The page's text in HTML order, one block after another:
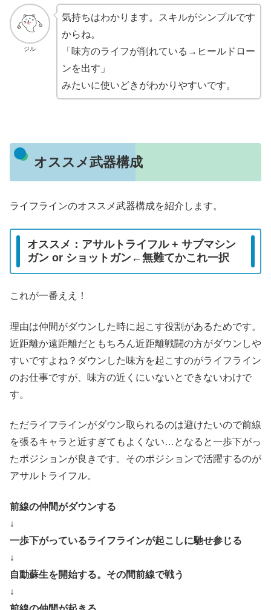
ジル
気持ちはわかります。スキルがシンプルです
からね。
「味方のライフが削れている→ヒールドロー
ンを出す」
みたいに使いどきがわかりやすいです。
オススメ武器構成
ライフラインのオススメ武器構成を紹介します。
オススメ：アサルトライフル + サブマシン
ガン or ショットガン←無難てかこれ一択
これが一番ええ！
理由は仲間がダウンした時に起こす役割があるためです。
近距離か遠距離だともちろん近距離戦闘の方がダウンしや
すいですよね？ダウンした味方を起こすのがライフライン
のお仕事ですが、味方の近くにいないとできないわけで
す。
ただライフラインがダウン取られるのは避けたいので前線
を張るキャラと近すぎてもよくない…となると一歩下がっ
たポジションが良きです。そのポジションで活躍するのが
アサルトライフル。
前線の仲間がダウンする
↓
一歩下がっているライフラインが起こしに馳せ参じる
↓
自動蘇生を開始する。その間前線で戦う
↓